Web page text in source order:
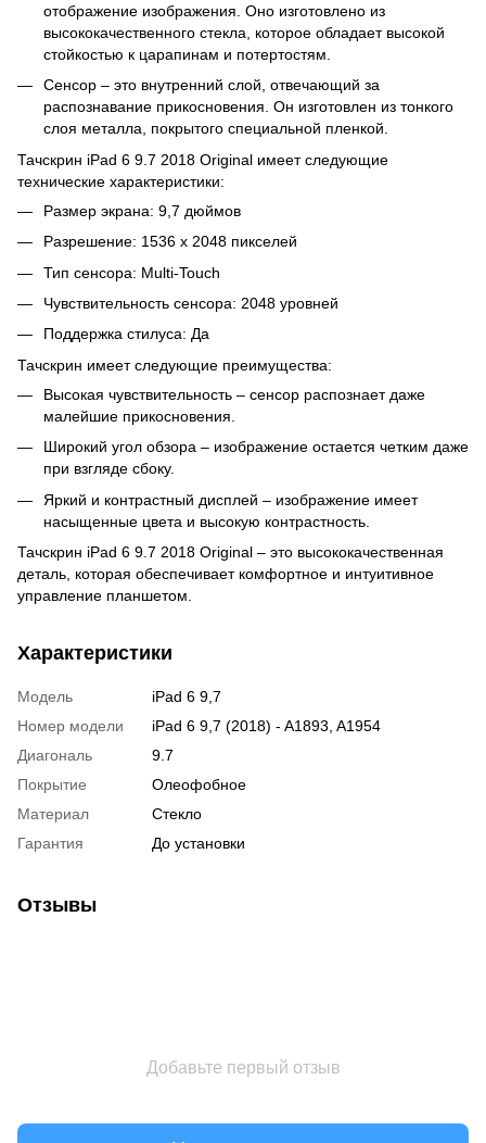
отображение изображения. Оно изготовлено из
высококачественного стекла, которое обладает высокой
стойкостью к царапинам и потертостям.
Сенсор – это внутренний слой, отвечающий за
распознавание прикосновения. Он изготовлен из тонкого
слоя металла, покрытого специальной пленкой.
Тачскрин iPad 6 9.7 2018 Original имеет следующие
технические характеристики:
Размер экрана: 9,7 дюймов
Разрешение: 1536 x 2048 пикселей
Тип сенсора: Multi-Touch
Чувствительность сенсора: 2048 уровней
Поддержка стилуса: Да
Тачскрин имеет следующие преимущества:
Высокая чувствительность – сенсор распознает даже
малейшие прикосновения.
Широкий угол обзора – изображение остается четким даже
при взгляде сбоку.
Яркий и контрастный дисплей – изображение имеет
насыщенные цвета и высокую контрастность.
Тачскрин iPad 6 9.7 2018 Original – это высококачественная
деталь, которая обеспечивает комфортное и интуитивное
управление планшетом.
Характеристики
Модель
iPad 6 9,7
Номер модели
iPad 6 9,7 (2018) - A1893, A1954
Диагональ
9.7
Покрытие
Олеофобное
Материал
Стекло
Гарантия
До установки
Отзывы
Добавьте первый отзыв